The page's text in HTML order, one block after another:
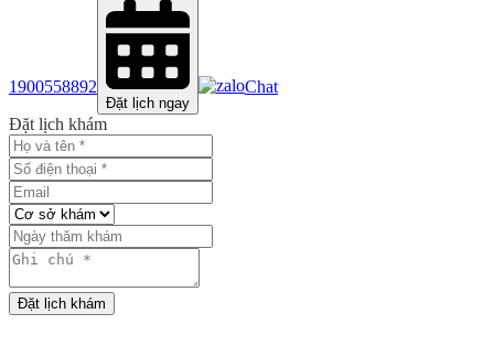
1900558892
Đặt lịch ngay
Chat
Đặt lịch khám
Đặt lịch khám